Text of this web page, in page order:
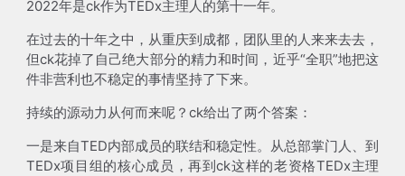
2022年是ck作为TEDx主理人的第十一年。
在过去的十年之中，从重庆到成都，团队里的人来来去去，
但ck花掉了自己绝大部分的精力和时间，近乎“全职”地把这
件非营利也不稳定的事情坚持了下来。
持续的源动力从何而来呢？ck给出了两个答案：
一是来自TED内部成员的联结和稳定性。从总部掌门人、到
TEDx项目组的核心成员，再到ck这样的老资格TEDx主理